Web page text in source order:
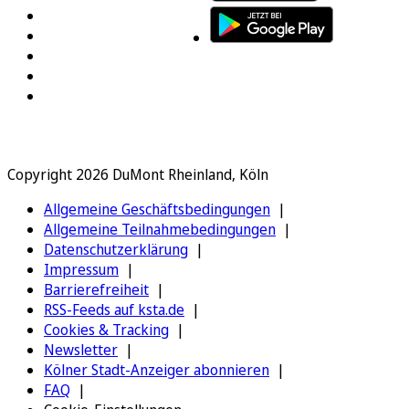
Copyright 2026 DuMont Rheinland, Köln
Allgemeine Geschäftsbedingungen
Allgemeine Teilnahmebedingungen
Datenschutzerklärung
Impressum
Barrierefreiheit
RSS-Feeds auf ksta.de
Cookies & Tracking
Newsletter
Kölner Stadt-Anzeiger abonnieren
FAQ